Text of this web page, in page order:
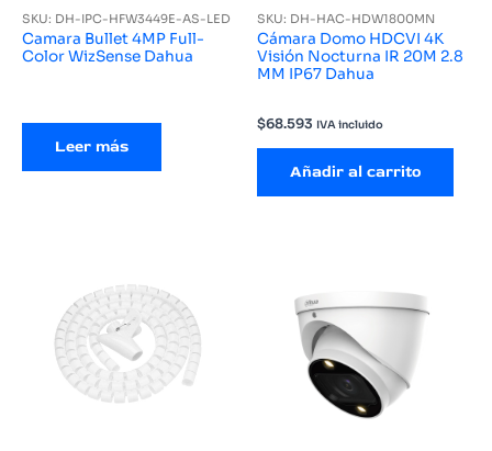
SKU: DH-IPC-HFW3449E-AS-LED
Camara Bullet 4MP Full-
Color WizSense Dahua
Leer más
SKU: DH-HAC-HDW1800MN
Cámara Domo HDCVI 4K
Visión Nocturna IR 20M 2.8
MM IP67 Dahua
$68.593 IVA incluido
Añadir al carrito